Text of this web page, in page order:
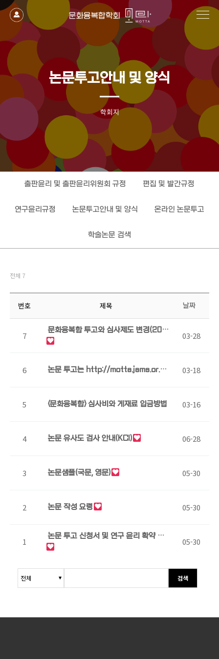
논문투고안내 및 양식
학회지
출판윤리 및 출판윤리위원회 규정 편집 및 발간규정
연구윤리규정 논문투고안내 및 양식 온라인 논문투고
학술논문 검색
전체 7
번호 제목 날짜
7
문화융복합 투고와 심사제도 변경(202
6년도)
03-28
6
논문 투고는 http://motta.jams.or.k
03-18
5 <문화융복합> 심사비와 게재료 입금방법 03-16
4 논문 유사도 검사 안내(KCI) 06-28
3 논문샘플(국문, 영문) 05-30
2 논문 작성 요령 05-30
1
논문 투고 신청서 및 연구 윤리 확약 동
의서
05-30
검색